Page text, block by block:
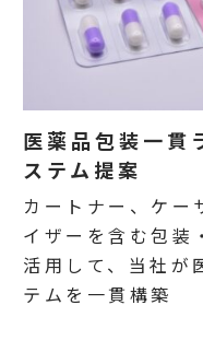
医薬品包装一貫
ステム提案
カートナー、ケー
イザーを含む包装
活用して、当社が
テムを一貫構築